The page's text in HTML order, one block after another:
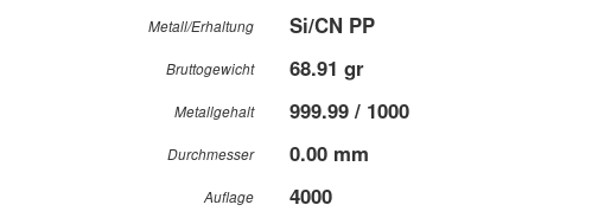
Metall/Erhaltung Si/CN PP
Bruttogewicht 68.91 gr
Metallgehalt 999.99 / 1000
Durchmesser 0.00 mm
Auflage 4000